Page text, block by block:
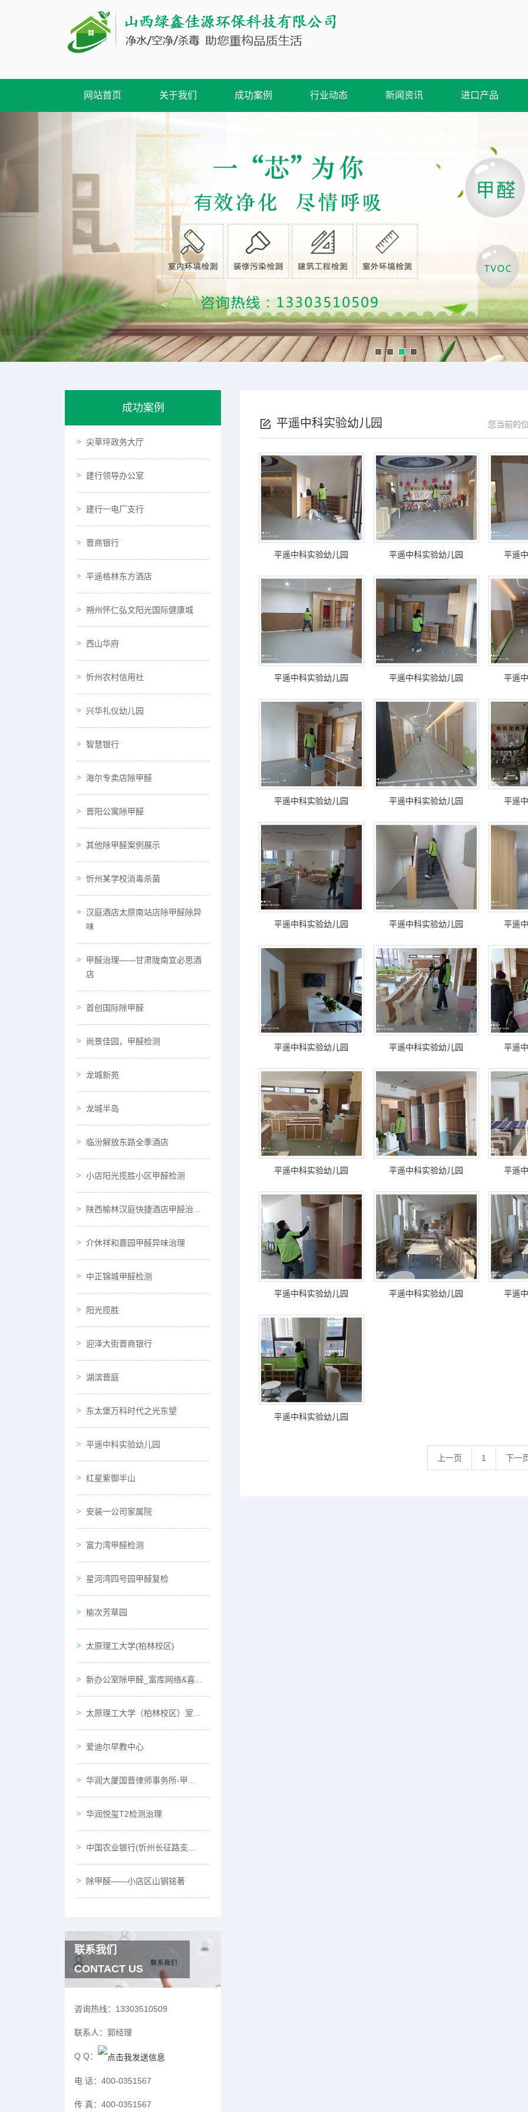
网站首页 关于我们 成功案例 行业动态 新闻资讯 进口产品
成功案例
尖草坪政务大厅
建行领导办公室
建行一电厂支行
晋商银行
平遥格林东方酒店
朔州怀仁弘文阳光国际健康城
西山华府
忻州农村信用社
兴华礼仪幼儿园
智慧银行
海尔专卖店除甲醛
晋阳公寓除甲醛
其他除甲醛案例展示
忻州某学校消毒杀菌
汉庭酒店太原南站店除甲醛除异
味
甲醛治理——甘肃陇南宜必思酒
店
首创国际除甲醛
尚景佳园，甲醛检测
龙城新苑
龙城半岛
临汾解放东路全季酒店
小店阳光揽胜小区甲醛检测
陕西榆林汉庭快捷酒店甲醛治...
介休祥和嘉园甲醛异味治理
中正锦城甲醛检测
阳光揽胜
迎泽大街晋商银行
湖滨晋庭
东太堡万科时代之光东望
平遥中科实验幼儿园
红星紫御半山
安装一公司家属院
富力湾甲醛检测
星河湾四号园甲醛复检
榆次芳草园
太原理工大学(柏林校区)
新办公室除甲醛_富库网络&喜...
太原理工大学（柏林校区）室...
爱迪尔早教中心
华润大厦国晋律师事务所-甲...
华润悦玺T2检测治理
中国农业银行(忻州长征路支...
除甲醛——小店区山钢铭著
联系我们
CONTACT US
咨询热线： 13303510509
联系人： 郭经理
Q Q：
电 话： 400-0351567
传 真： 400-0351567
平遥中科实验幼儿园 您当前的
平遥中科实验幼儿园 平遥中科实验幼儿园 平遥
平遥中科实验幼儿园 平遥中科实验幼儿园 平遥
平遥中科实验幼儿园 平遥中科实验幼儿园 平遥
平遥中科实验幼儿园 平遥中科实验幼儿园 平遥
平遥中科实验幼儿园 平遥中科实验幼儿园 平遥
平遥中科实验幼儿园 平遥中科实验幼儿园 平遥
平遥中科实验幼儿园 平遥中科实验幼儿园 平遥
平遥中科实验幼儿园
上一页 1 下一